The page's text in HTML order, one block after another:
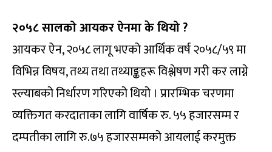
२०५८ सालको आयकर ऐनमा के थियो ?
आयकर ऐन, २०५८ लागू भएको आर्थिक वर्ष २०५८/५९ मा
विभिन्न विषय, तथ्य तथा तथ्याङ्कहरू विश्लेषण गरी कर लाग्ने
स्ल्याबको निर्धारण गरिएको थियो । प्रारम्भिक चरणमा
व्यक्तिगत करदाताका लागि वार्षिक रु. ५५ हजारसम्म र
दम्पतीका लागि रु.७५ हजारसम्मको आयलाई करमुक्त